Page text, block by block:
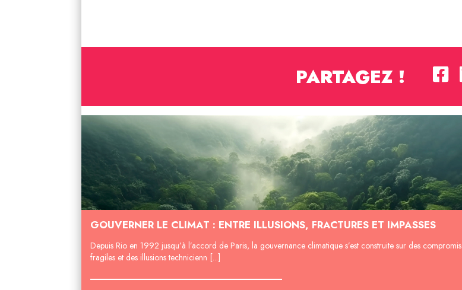
PARTAGEZ !
GOUVERNER LE CLIMAT : ENTRE ILLUSIONS, FRACTURES ET IMPASSES
Depuis Rio en 1992 jusqu’à l’accord de Paris, la gouvernance climatique s’est construite sur des compromis
fragiles et des illusions technicienn [...]